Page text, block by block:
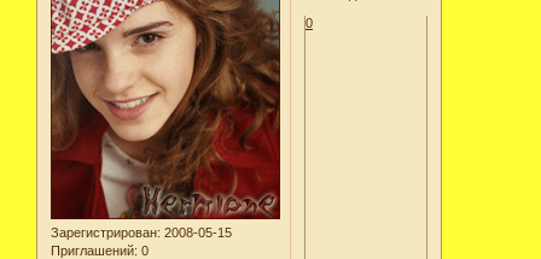
Зарегистрирован: 2008-05-15
Приглашений: 0
0